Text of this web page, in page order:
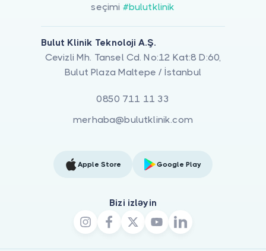
seçimi #bulutklinik
Bulut Klinik Teknoloji A.Ş.
Cevizli Mh. Tansel Cd. No:12 Kat:8 D:60,
Bulut Plaza Maltepe / İstanbul
0850 711 11 33
merhaba@bulutklinik.com
Apple Store Google Play
Bizi izləyin